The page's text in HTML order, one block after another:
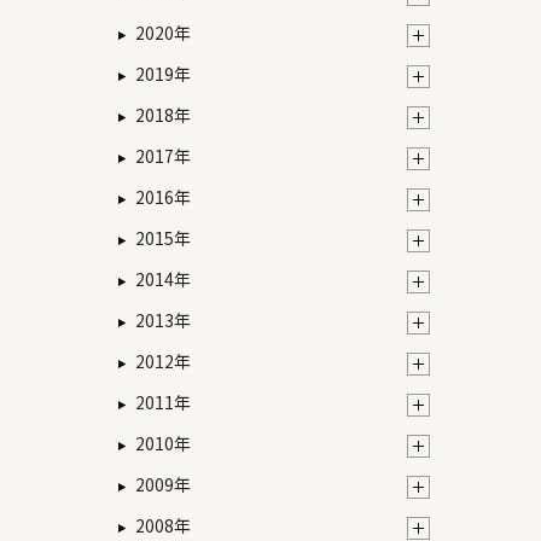
2020年
2019年
2018年
2017年
2016年
2015年
2014年
2013年
2012年
2011年
2010年
2009年
2008年